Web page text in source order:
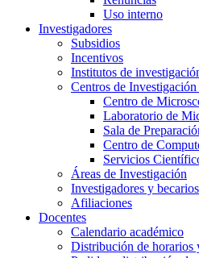
Uso interno
Investigadores
Subsidios
Incentivos
Institutos de
Centros de
Centro de
Laboratorio de
Sala de
Centro de
Servicios
Áreas de Investigación
Investigadores y becarios
Afiliaciones
Docentes
Calendario académico
Distribución de horarios